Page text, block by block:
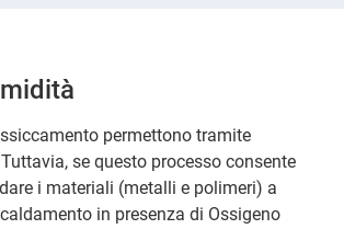
permettono tramite
se questo processo consente
i materiali (metalli e polimeri) a
in presenza di Ossigeno